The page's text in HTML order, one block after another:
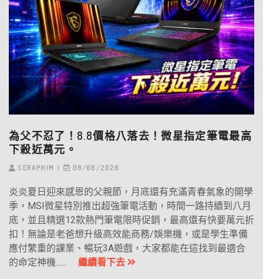
為父不忍了！8.8價格八落去！微星指定筆電最高
下殺近萬元。
SERAPHIM 08/08/2026
炎炎夏日迎來感恩的父親節，月底還有充滿青春氣象的開學
季，MSI微星特別推出超強筆電活動，時間一路持續到八月
底，並且精選12款熱門筆電限時促銷，最高還有快要萬元折
扣！無論是老爸想升級高效能商務/娛樂機，或是學生準備
應付繁重的課業、暢玩3A遊戲，大家都能在這找到最適合
的命定神機...... 繼續看下去